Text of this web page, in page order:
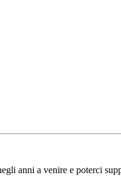
anni a venire e poterci